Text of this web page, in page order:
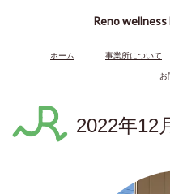
Reno wellness
ホーム 事業所について
お
2022年12